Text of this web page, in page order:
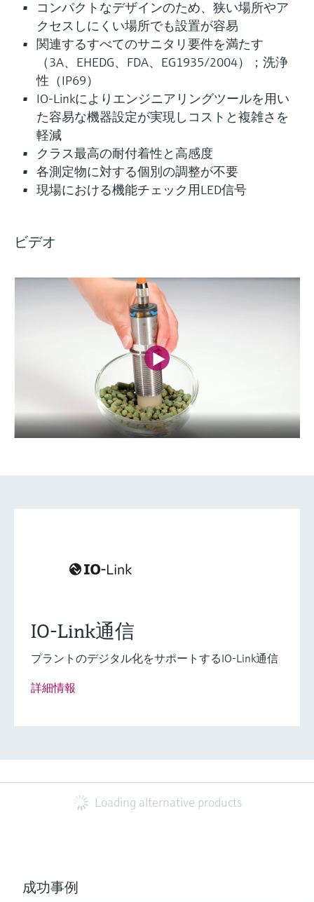
コンパクトなデザインのため、狭い場所やア
クセスしにくい場所でも設置が容易
関連するすべてのサニタリ要件を満たす
（3A、EHEDG、FDA、EG1935/2004）；洗浄
性（IP69）
IO-Linkによりエンジニアリングツールを用い
た容易な機器設定が実現しコストと複雑さを
軽減
クラス最高の耐付着性と高感度
各測定物に対する個別の調整が不要
現場における機能チェック用LED信号
ビデオ
IO-Link通信
プラントのデジタル化をサポートするIO-Link通信
詳細情報
Loading alternative products
成功事例